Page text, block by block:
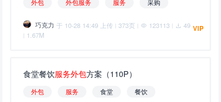
外包 外包服务 服务 采购
巧克力 于 10-28 14:49 上传 | 373页 | 123113 | 49
| 1.67M
VIP
食堂餐饮服务外包方案（110P）
外包 服务 食堂 餐饮